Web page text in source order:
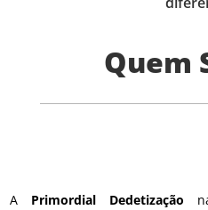
Quem
A Primordial Dedetização